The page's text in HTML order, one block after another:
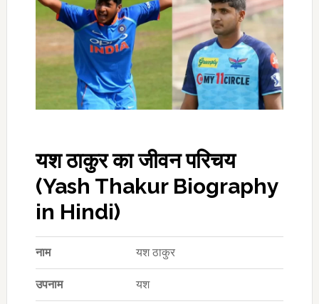
यश ठाकुर का जीवन परिचय
(Yash Thakur Biography
in Hindi)
नाम यश ठाकुर
उपनाम यश